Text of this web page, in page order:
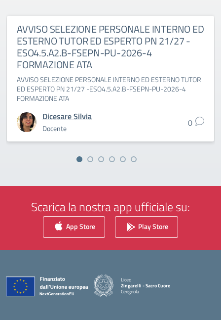
AVVISO SELEZIONE PERSONALE INTERNO ED
ESTERNO TUTOR ED ESPERTO PN 21/27 -
ESO4.5.A2.B-FSEPN-PU-2026-4
FORMAZIONE ATA
AVVISO SELEZIONE PERSONALE INTERNO ED ESTERNO TUTOR
ED ESPERTO PN 21/27 -ESO4.5.A2.B-FSEPN-PU-2026-4
FORMAZIONE ATA
Dicesare Silvia
Docente 0
Scarica la nostra app ufficiale su:
App Store Play Store
Liceo
Zingarelli - Sacro Cuore
Cerignola
— Visita la pagina iniziale della scuola